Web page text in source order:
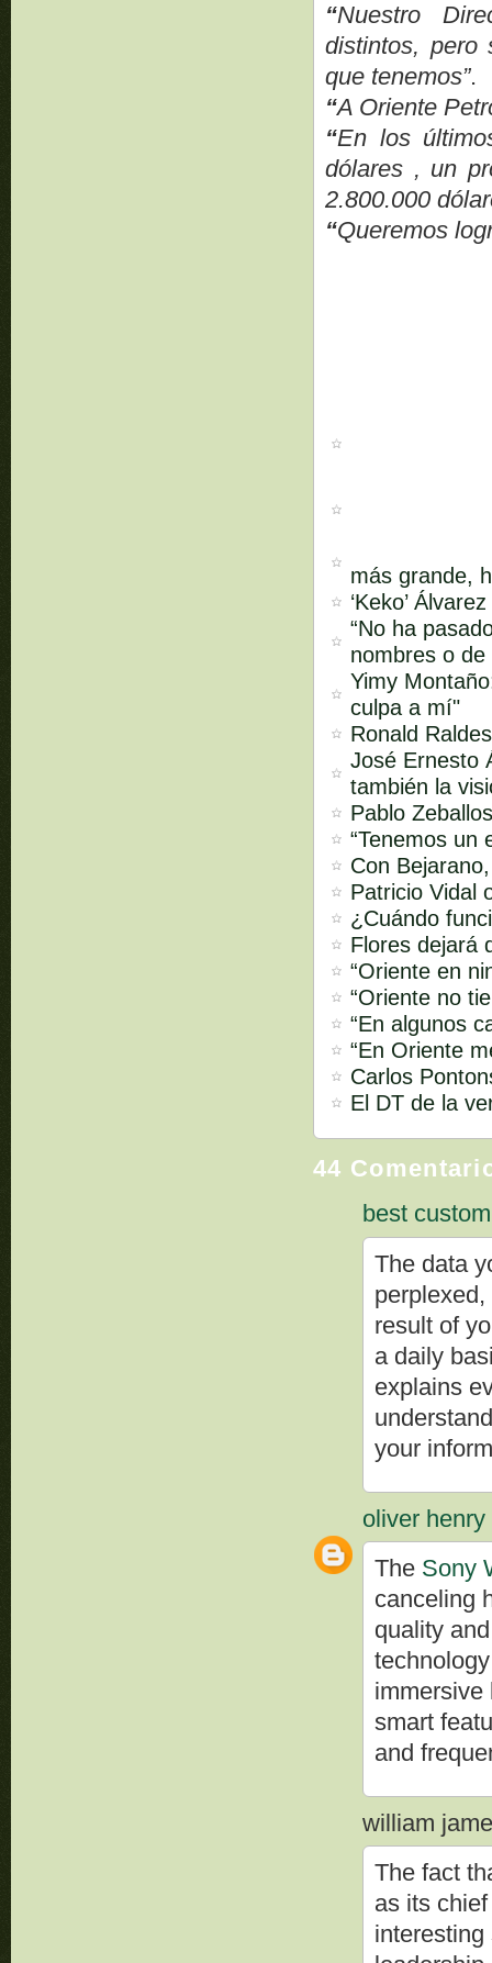
“Nuestro
distintos, pero
que tenemos”.
“A Oriente
“En los
dólares , un
2.800.000
“Queremos
más grande,
‘Keko’
“No ha
nombres o de
Yimy
culpa a mí"
Ronald
José Ernesto
también la
Pablo
“Tenemos un
Con
Patricio Vidal
¿Cuándo
Flores dejará
“Oriente en
“Oriente no
“En algunos
“En Oriente
Carlos
El DT de la
44
best
The data
result of
a daily
explains
your
oliver henry
The Sony
canceling
quality
immersive
smart
and
william
The fact
as its